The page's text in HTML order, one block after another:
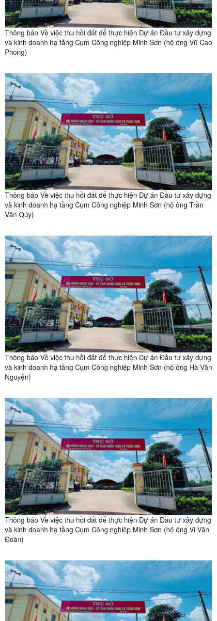
Thông báo Về việc thu hồi đất để thực hiện Dự án Đầu tư xây dựng
và kinh doanh hạ tầng Cụm Công nghiệp Minh Sơn (hộ ông Vũ Cao
Phong)
Thông báo Về việc thu hồi đất để thực hiện Dự án Đầu tư xây dựng
và kinh doanh hạ tầng Cụm Công nghiệp Minh Sơn (hộ ông Trần
Văn Qúy)
Thông báo Về việc thu hồi đất để thực hiện Dự án Đầu tư xây dựng
và kinh doanh hạ tầng Cụm Công nghiệp Minh Sơn (hộ ông Hà Văn
Nguyện)
Thông báo Về việc thu hồi đất để thực hiện Dự án Đầu tư xây dựng
và kinh doanh hạ tầng Cụm Công nghiệp Minh Sơn (hộ ông Vi Văn
Đoàn)